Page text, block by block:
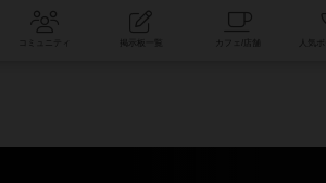
コミュニティ